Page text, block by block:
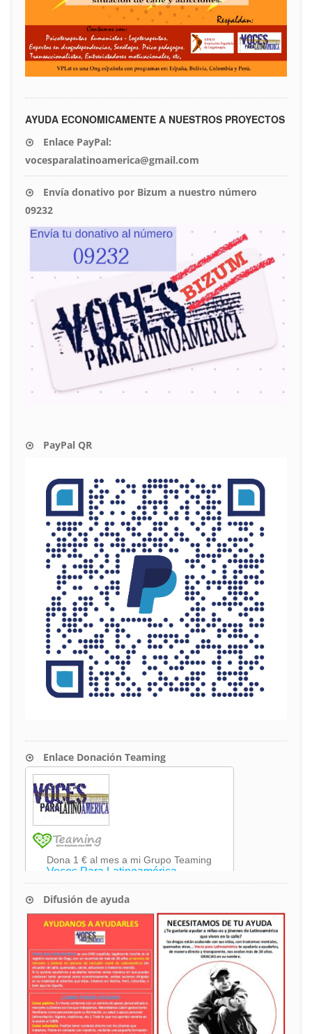
AYUDA ECONOMICAMENTE A NUESTROS PROYECTOS
Enlace PayPal:
vocesparalatinoamerica@gmail.com
Envía donativo por Bizum a nuestro número
09232
PayPal QR
Enlace Donación Teaming
Difusión de ayuda